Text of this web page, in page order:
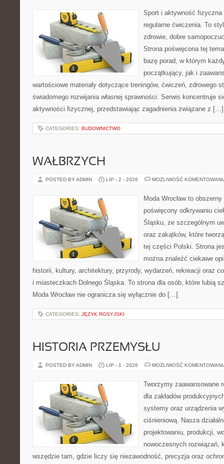
Sport i aktywność
regularne ćwiczenia. To
zdrowie, dobre
Strona poświęcona tej
bazę porad, w którym
początkujący, jak i
wartościowe materiały dotyczące treningów, ćwiczeń, zdrowego
świadomego rozwijania własnej sprawności. Serwis koncentruje
aktywności fizycznej, przedstawiając zagadnienia związane z […]
CATEGORIES: BUDOWNICTWO
WAŁBRZYCH
POSTED BY ADMIN LIP - 2 - 2026 MOŻLIWOŚĆ
Moda Wrocław to
poświęcony odkrywaniu
Śląsku, ze szczególnym
oraz zakątków, które
tej części Polski. Strona
można znaleźć ciekawe
historii, kultury, architektury, przyrody, wydarzeń, rekreacji oraz
i miasteczkach Dolnego Śląska. To strona dla osób, które lubią
Moda Wrocław nie ogranicza się wyłącznie do […]
CATEGORIES: JĘZYK ROSYJSKI
HISTORIA PRZEMYSŁU
POSTED BY ADMIN LIP - 1 - 2026 MOŻLIWOŚĆ
Tworzymy zaawansowane
dla zakładów
systemy oraz urządzenia
ciśnieniową. Nasza
projektowaniu, produkcji,
nowoczesnych rozwiązań,
wszędzie tam, gdzie liczy się niezawodność, precyzja oraz